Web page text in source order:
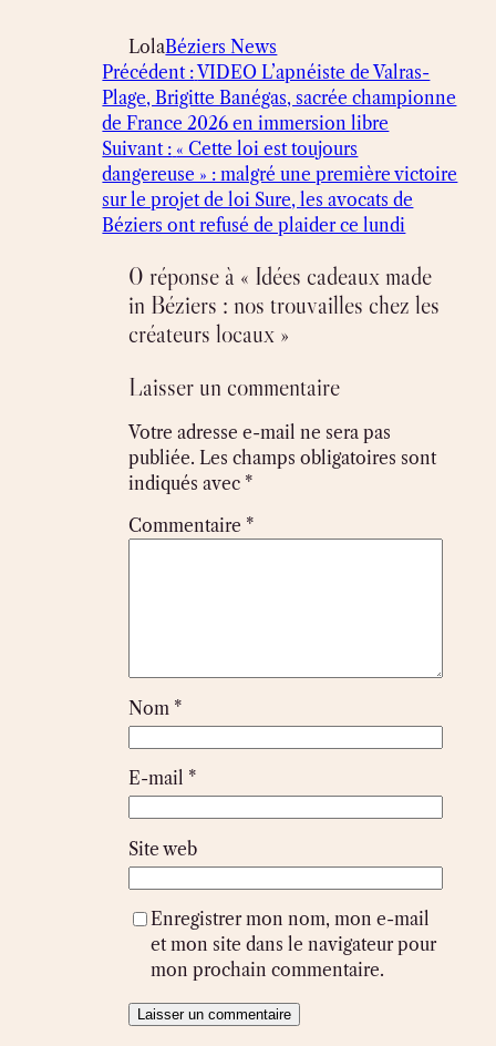
LolaBéziers News
Précédent : VIDEO L’apnéiste de Valras-
Plage, Brigitte Banégas, sacrée championne
de France 2026 en immersion libre
Suivant : « Cette loi est toujours
dangereuse » : malgré une première victoire
sur le projet de loi Sure, les avocats de
Béziers ont refusé de plaider ce lundi
0 réponse à « Idées cadeaux made
in Béziers : nos trouvailles chez les
créateurs locaux »
Laisser un commentaire
Votre adresse e-mail ne sera pas
publiée. Les champs obligatoires sont
indiqués avec *
Commentaire *
Nom *
E-mail *
Site web
Enregistrer mon nom, mon e-mail
et mon site dans le navigateur pour
mon prochain commentaire.